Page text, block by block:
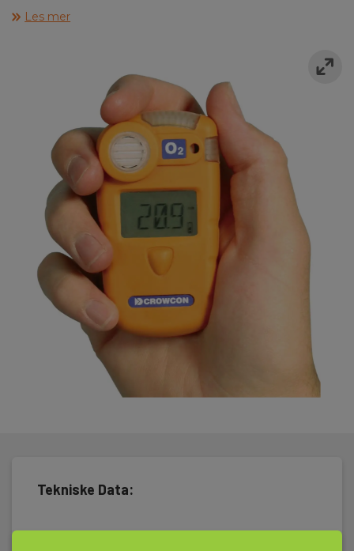
aktuelle gassnivået. Med funksjonstasten kan du velge å få frem
topp verdier, hendelsesforløp, kalibreringsvarsler og celle og
batteristatus. Det er også mulighet for å legge inn to
alarmgenser, og for giftige gasser er det også mulig å legge inn
en tidsbegrenset alarmgrense. Instrumentet gir ved alarm et
akustisk, visuelt og et vibrasjonssignal. Dataloggeren har en
kapasitet på 900 timer ved 1 minutt loggeinterval og mer en
4800 datalogginger med sanntids klokke. Crowcon Gasman®
kan lades via f.eks. billader.
Gasman kan fås med måleceller for O2, CO, H2S, Lel, SO2,AM,
CL2, FL, NO2, HF, O3, HCL, HCN og NH3. Crowcon Gasman3® har
utskiftbare celler. Når en celle er utbrent sendes detektoren til
Elma Instruments for utskiftning av celle og kalibrering.
Til Crowcon Gasman® kan det leveres ekstrautstyr til
administrasjon av detektorer. Du kan skrive ut statusrapporter,
foreta kalibrering, endre alarmgrenser og nullstilling av
detektoren. Kan leveres med eller uten oppladbart batteri.
Crowcon Gasman® leveres med batteri og brukerveiledning,
og er godkjent ihht. ATEX II 1G/2G EEx ia IIC T4.
Les mer
Tekniske Data: